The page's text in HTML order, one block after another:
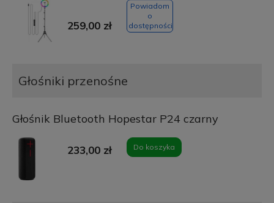
259,00 zł
Powiadom
o
dostępności
Głośniki przenośne
Głośnik Bluetooth Hopestar P24 czarny
233,00 zł Do koszyka